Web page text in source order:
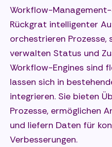
Workflow-
Rückgrat intelligenter
orchestrieren Prozesse,
verwalten Status und
Workflow-Engines sind
lassen sich in
integrieren. Sie bieten
Prozesse, ermöglichen
und liefern Daten für
Verbesserungen.